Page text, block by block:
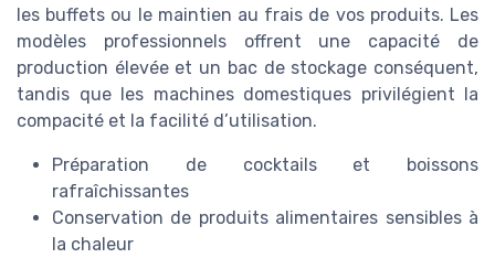
les buffets ou le maintien au frais de vos produits. Les
modèles professionnels offrent une capacité de
production élevée et un bac de stockage conséquent,
tandis que les machines domestiques privilégient la
compacité et la facilité d’utilisation.
Préparation de cocktails et boissons
rafraîchissantes
Conservation de produits alimentaires sensibles à
la chaleur